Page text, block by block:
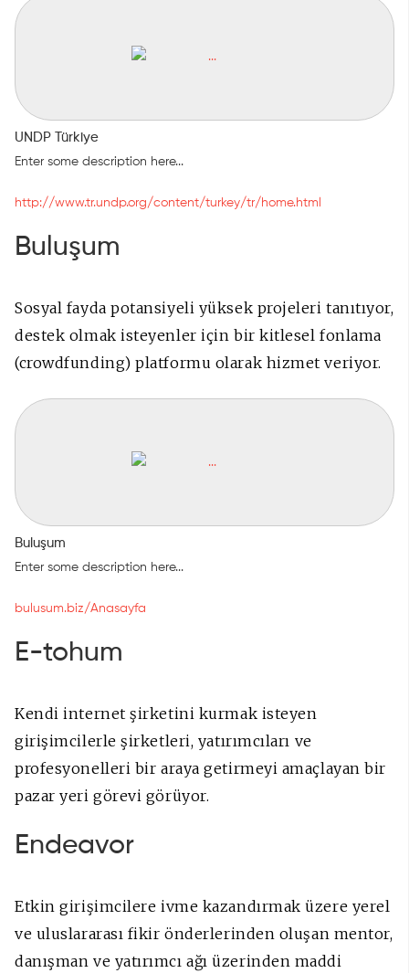
UNDP Türkiye
Enter some description here...
http://www.tr.undp.org/content/turkey/tr/home.html
Buluşum
Sosyal fayda potansiyeli yüksek projeleri tanıtıyor,
destek olmak isteyenler için bir kitlesel fonlama
(crowdfunding) platformu olarak hizmet veriyor.
Buluşum
Enter some description here...
bulusum.biz/Anasayfa
E-tohum
Kendi internet şirketini kurmak isteyen
girişimcilerle şirketleri, yatırımcıları ve
profesyonelleri bir araya getirmeyi amaçlayan bir
pazar yeri görevi görüyor.
Endeavor
Etkin girişimcilere ivme kazandırmak üzere yerel
ve uluslararası fikirönderlerinden oluşan mentor,
danışman ve yatırımcı ağı üzerinden maddi